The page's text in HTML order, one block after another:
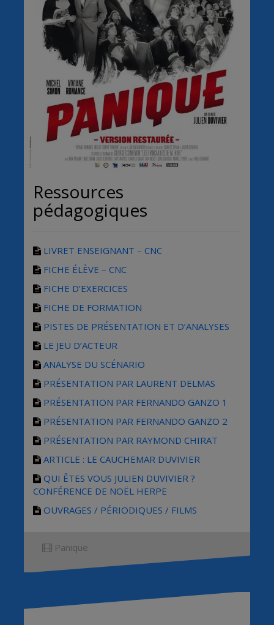
Ressources
pédagogiques
LIVRET ENSEIGNANT – CNC
FICHE ÉLÈVE – CNC
FICHE D’EXERCICES
FICHE DE FORMATION
PISTES DE PRÉSENTATION ET D’ANALYSES
LE JEU D’ACTEUR
ANALYSE DU SCÉNARIO
PRÉSENTATION PAR LAURENT DELMAS
PRÉSENTATION PAR FERNANDO GANZO 1
PRÉSENTATION PAR FERNANDO GANZO 2
PRÉSENTATION PAR RAYMOND CHIRAT
ARTICLE : LE CAUCHEMAR DUVIVIER
QUI ÊTES VOUS JULIEN DUVIVIER ?
CONFÉRENCE DE NOËL HERPE
OUVRAGES / PÉRIODIQUES / FILMS
Panique